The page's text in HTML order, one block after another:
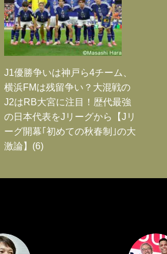
J1優勝争いは神戸ら4チーム、
横浜FMは残留争い？大混戦の
J2はRB大宮に注目！歴代最強
の日本代表をJリーグから【Jリ
ーグ開幕｢初めての秋春制｣の大
激論】(6)